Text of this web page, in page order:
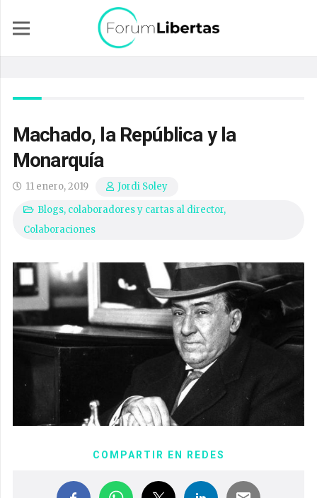
Machado, la República y la
Monarquía
11 enero, 2019
Jordi Soley
Blogs, colaboradores y cartas al director,
Colaboraciones
COMPARTIR EN REDES